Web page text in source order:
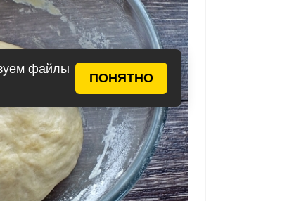
файлы
ПОНЯТНО